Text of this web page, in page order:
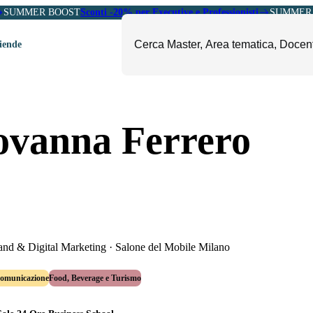
SUMMER BOOSTSconti -20% per Executive e Professionisti
e Soft Skills
Amministrazione
Fashion e Luxury
Il Sole 24 ORE Professionale
Ferrero
& Digital Marketing · Salone del Mobile Milano
Food, Beverage e Turismo